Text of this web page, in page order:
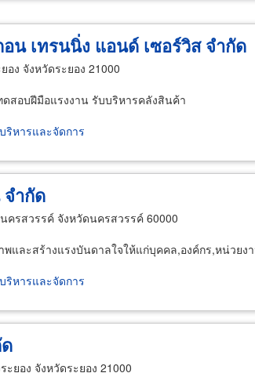
น เทรนนิ่ง แอนด์ เซอร์วิส จำกัด
อง จังหวัดระยอง 21000
สอบฝีมือแรงงาน รับบริหารคลังสินค้า
ริหารและจัดการ
ำกัด
ครสวรรค์ จังหวัดนครสวรรค์ 60000
และสร้างแรงบันดาลใจให้แก่บุคคล,องค์กร,หน่วยง
ริหารและจัดการ
ะยอง จังหวัดระยอง 21000